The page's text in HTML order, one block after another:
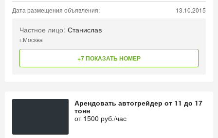
Дата размещения объявления: 13.10.2015
Частное лицо: Станислав
г.Москва
+7 ПОКАЗАТЬ НОМЕР
Арендовать автогрейдер от 11 до 17
тонн
от 1500 руб./час